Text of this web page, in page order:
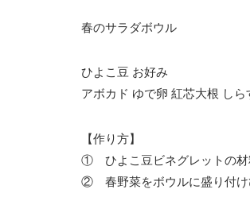
春のサラダボウル
ひよこ豆 お好み
アボカド ゆで卵 紅芯大根 し
【作り方】
① ひよこ豆ビネグレットの材
② 春野菜をボウルに盛り付け